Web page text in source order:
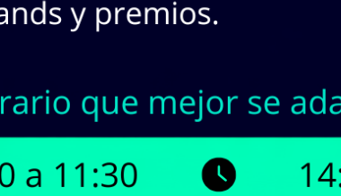
INASA | Stock
¡Tenemos hasta1